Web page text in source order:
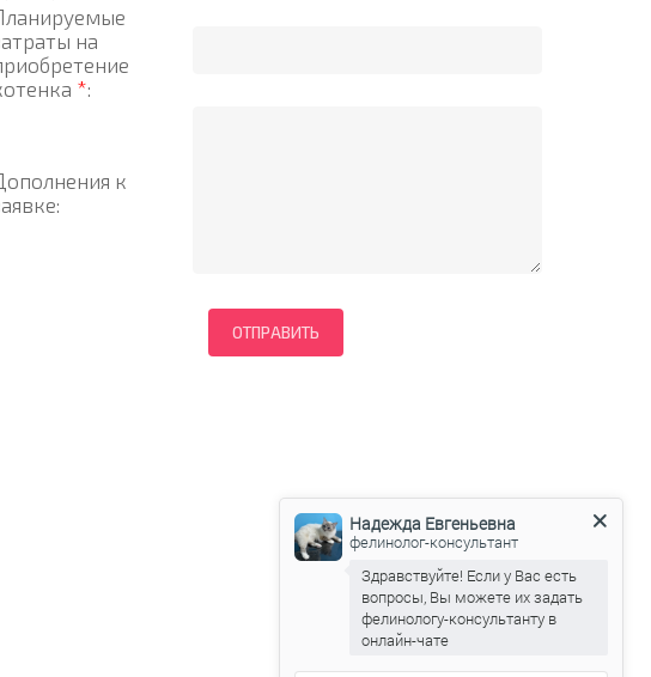
на
*:
к
Надежда Евгеньевна
фелинолог-консультант
Здравствуйте! Если у Вас есть
вопросы, Вы можете их задать
фелинологу-консультанту в
онлайн-чате